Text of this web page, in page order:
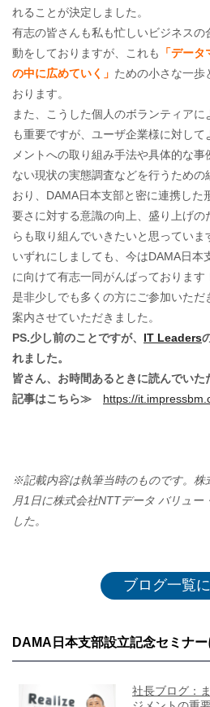
れることが決定しました。
有志の皆さんも私も忙しいビジネス
動をしておりますが、これも
「デー
の中に広めていく」 ための小さな一歩
おります。
また、こうした個人のボランティア
も重要ですが、ユーザ企業様に対し
メントへの取り組み手法や具体的な
ない現状の実態調査などを行うための
おり、DAMA日本支部と密に連携した
要さに対する意識の向上、盛り上げ
らも取り組んでいきたいと思っていま
いずれにしましても、今はDAMA日本
に向けて有志一同がんばっております
是非少しでも多くの方にご参加いた
案内させていただきました。
PS.少し前のことですが、 IT Leaders
れました。
皆さん、お時間あるときに読んでいた
記事はこちら≫
https://
※記載内容は執筆当時のものです。株
月1日に株式会社NTTデータ バリュー
した。
ブログ一覧
DAMA日本支部設立記念セミナ